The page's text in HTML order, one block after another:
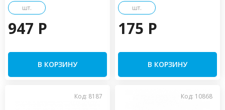
шт.
947 P
В КОРЗИНУ
шт.
175 P
В КОРЗИНУ
Код: 8187 Код: 10868